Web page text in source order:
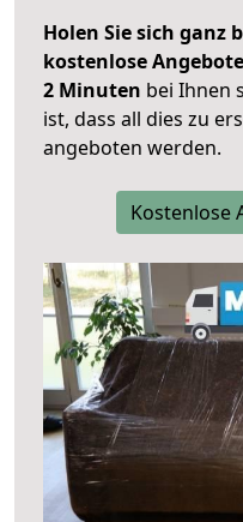
Holen Sie sich ganz
kostenlose Angebote
2 Minuten bei Ihnen
ist, dass all dies zu
angeboten werden.
Kostenlose